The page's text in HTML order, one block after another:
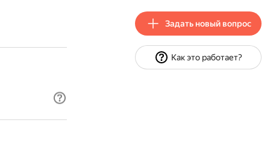
Задать новый вопрос
Как это работает?